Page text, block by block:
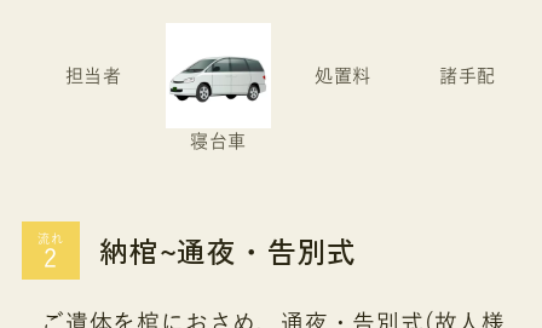
担当者
寝台車
処置料 諸手配
流れ 納棺~通夜・告別式
ご遺体を棺におさめ、通夜・告別式(故人様